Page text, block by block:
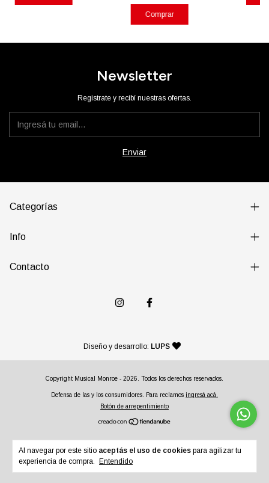
Al navegar por este sitio aceptás el uso de cookies para agilizar tu
experiencia de compra.
Entendido
Comprar
Newsletter
Registrate y recibí nuestras ofertas.
Categorías
Info
Contacto
Diseño y desarrollo: LUPS — agencia de diseño y
Copyright Musical Monroe - 2026. Todos los derechos reservados.
Defensa de las y los consumidores. Para reclamos ingresá acá.
Botón de arrepentimiento